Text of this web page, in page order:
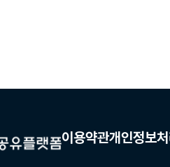
이용약관개인정보